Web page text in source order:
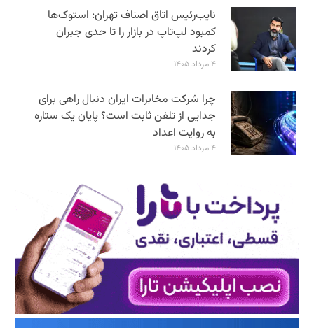
نایب‌رئیس اتاق اصناف تهران: استوک‌ها
کمبود لپ‌تاپ در بازار را تا حدی جبران
کردند
۴ مرداد ۱۴۰۵
چرا شرکت مخابرات ایران دنبال راهی برای
جدایی از تلفن ثابت است؟ پایان یک ستاره
به روایت اعداد
۴ مرداد ۱۴۰۵